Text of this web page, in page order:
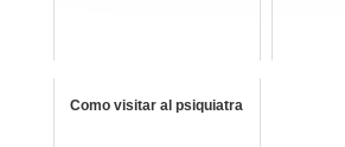
Como visitar al psiquiatra